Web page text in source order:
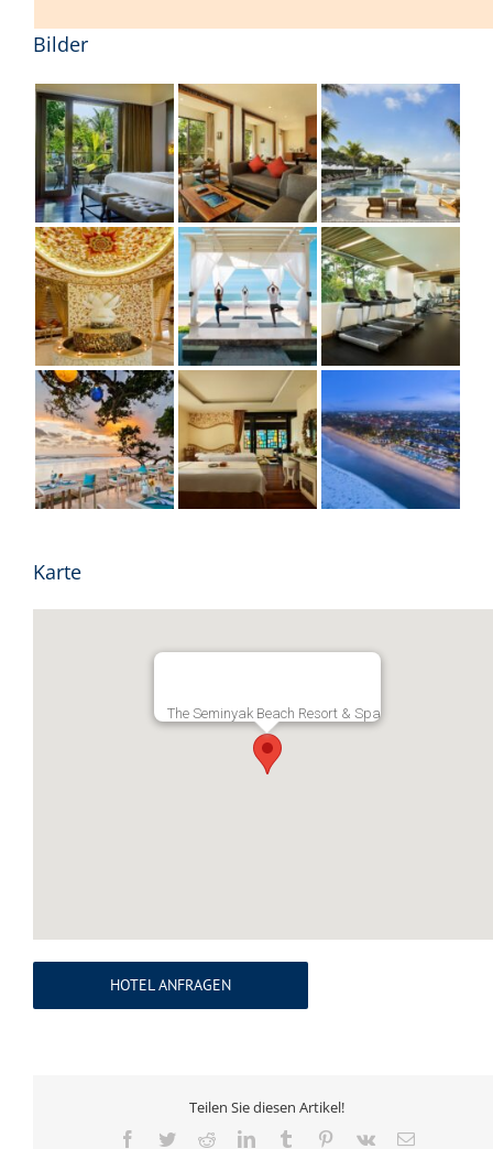
Bilder
Karte
The Seminyak Beach Resort & Spa
HOTEL ANFRAGEN
Teilen Sie diesen Artikel!
Facebook
TwitterRedditLinkedInTumblr Pinterest
Vk
E-